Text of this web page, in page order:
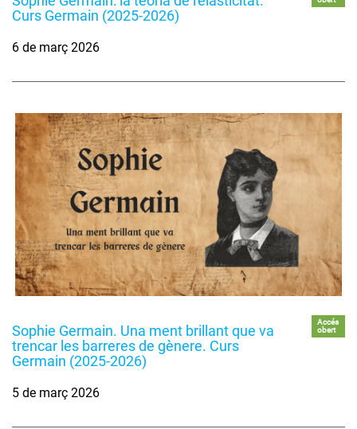
Curs Germain (2025-2026)
6 de març 2026
Sophie Germain. Una ment brillant que va
trencar les barreres de gènere. Curs
Germain (2025-2026)
Accés
obert
5 de març 2026